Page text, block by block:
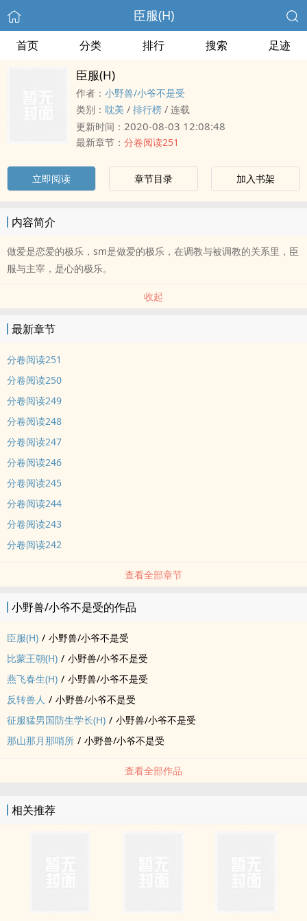
臣服(H)
首页 分类 排行 搜索 足迹
臣服(H)
作者： 小野兽/小爷不是受
类别： ‍‌耽‎‍‌美‌​ / 排行榜 / 连载
更新时间： 2020-08-03 12:08:48
最新章节： 分卷阅读251
立即阅读 章节目录 加入书架
内容简介
做爱是恋爱的极乐，sm是做爱的极乐，在‎‍‌调‎教‎‍与被‎‍‌调‎教‎‍的关系里，臣
服与主宰，是心的极乐。
收起
最新章节
分卷阅读251
分卷阅读250
分卷阅读249
分卷阅读248
分卷阅读247
分卷阅读246
分卷阅读245
分卷阅读244
分卷阅读243
分卷阅读242
查看全部章节
小野兽/小爷不是受的作品
臣服(H) / 小野兽/小爷不是受
比蒙王朝(H) / 小野兽/小爷不是受
燕飞春生(H) / 小野兽/小爷不是受
反转兽人 / 小野兽/小爷不是受
征服猛男国防生学长(H) / 小野兽/小爷不是受
那山那月那哨所 / 小野兽/小爷不是受
查看全部作品
相关推荐